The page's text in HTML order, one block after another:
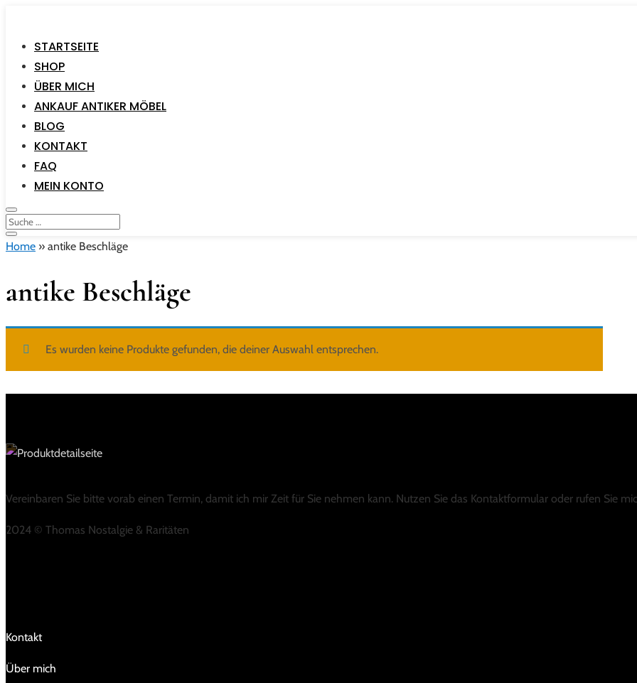
STARTSEITE
SHOP
ÜBER MICH
ANKAUF ANTIKER MÖBEL
BLOG
KONTAKT
FAQ
MEIN KONTO
Home » antike Beschläge
antike Beschläge
Es wurden keine Produkte gefunden, die deiner Auswahl entsprechen.
Vereinbaren Sie bitte vorab einen Termin, damit ich mir Zeit für Sie nehmen kann. Nutzen Sie das Kontaktformular oder rufen Sie
2024 © Thomas Nostalgie & Raritäten
Kontakt
Über mich